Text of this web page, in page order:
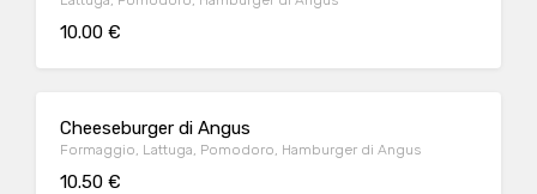
10.00 €
Cheeseburger di Angus
Formaggio, Lattuga, Pomodoro, Hamburger di Angus
10.50 €